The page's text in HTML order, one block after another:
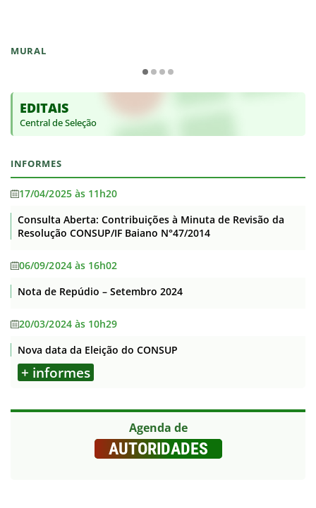
MURAL
EDITAIS
Central de Seleção
INFORMES
17/04/2025 às 11h20
Consulta Aberta: Contribuições à Minuta de Revisão da
Resolução CONSUP/IF Baiano N°47/2014
06/09/2024 às 16h02
Nota de Repúdio – Setembro 2024
20/03/2024 às 10h29
Nova data da Eleição do CONSUP
+ informes
Agenda de
AUTORIDADES